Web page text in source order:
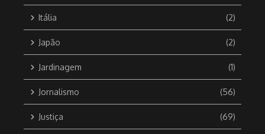
Itália (2)
Japão (2)
Jardinagem (1)
Jornalismo (56)
Justiça (69)